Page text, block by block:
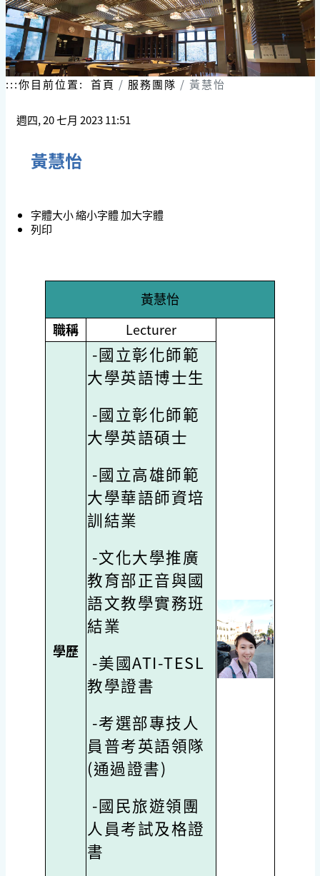
跳
到
主
要
內
容
區
:::你目前位置: 首頁 服務團隊 黃慧怡
週四, 20 七月 2023 11:51
黃慧怡
字體大小縮小字體加大字體
列印
黃慧怡
職稱
Lecturer
學歷
-國立彰化師範
大學英語博士生
-國立彰化師範
大學英語碩士
-國立高雄師範
大學華語師資培
訓結業
-文化大學推廣
教育部正音與國
語文教學實務班
結業
-美國ATI-TESL
教學證書
-考選部專技人
員普考英語領隊
(通過證書)
-國民旅遊領團
人員考試及格證
書